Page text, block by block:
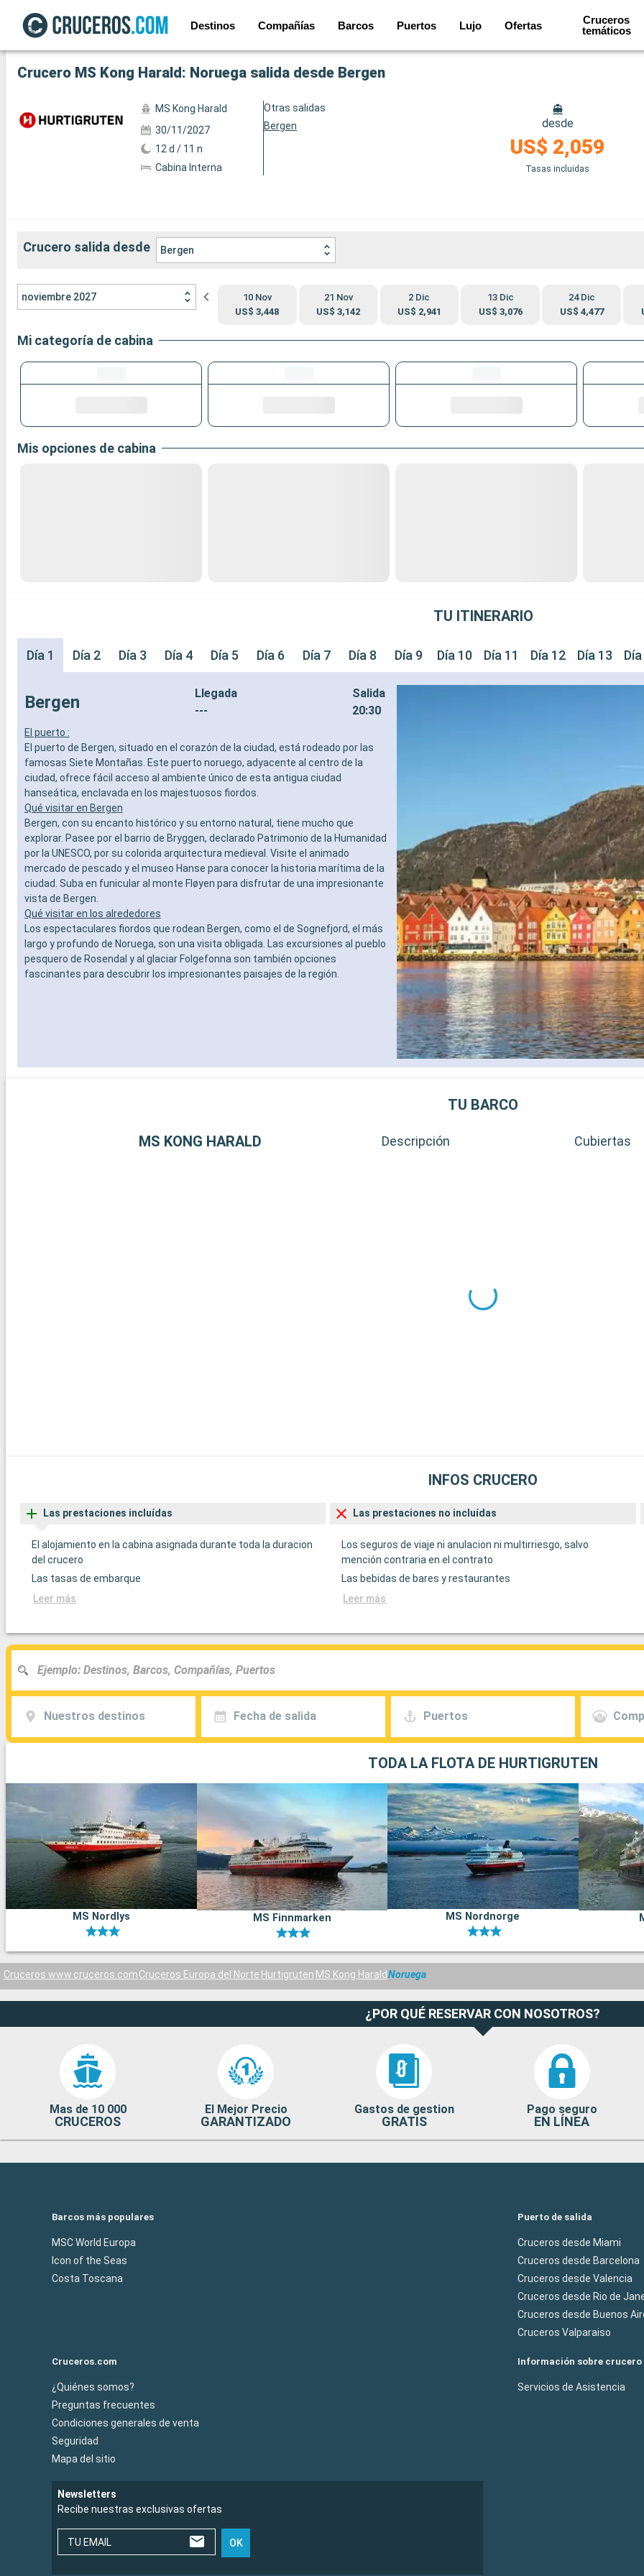
Destinos Compañías Barcos Puertos Lujo Ofertas
Cruceros
temáticos
Ver las 35 fotos siguientes
Crucero MS Kong Harald: Noruega salida desde Bergen
MS Kong Harald
30/11/2027
12 d / 11 n
Cabina Interna
Otras salidas
Bergen
desde
US$ 2,059
Tasas incluidas
Crucero salida desde Bergen
noviembre 2027
10 Nov
US$ 3,448
21 Nov
US$ 3,142
2 Dic
US$ 2,941
13 Dic
US$ 3,076
24 Dic
US$ 4,477
Mi categoría de cabina
Mis opciones de cabina
TU ITINERARIO
Día 1 Día 2 Día 3 Día 4 Día 5 Día 6 Día 7 Día 8 Día 9 Día 10 Día 11 Día 12 Día 13
Bergen
Llegada
---
Salida
20:30
El puerto :
El puerto de Bergen, situado en el corazón de la ciudad, está rodeado por las
famosas Siete Montañas. Este puerto noruego, adyacente al centro de la
ciudad, ofrece fácil acceso al ambiente único de esta antigua ciudad
hanseática, enclavada en los majestuosos fiordos.
Qué visitar en Bergen
Bergen, con su encanto histórico y su entorno natural, tiene mucho que
explorar. Pasee por el barrio de Bryggen, declarado Patrimonio de la Humanidad
por la UNESCO, por su colorida arquitectura medieval. Visite el animado
mercado de pescado y el museo Hanse para conocer la historia marítima de la
ciudad. Suba en funicular al monte Fløyen para disfrutar de una impresionante
vista de Bergen.
Qué visitar en los alrededores
Los espectaculares fiordos que rodean Bergen, como el de Sognefjord, el más
largo y profundo de Noruega, son una visita obligada. Las excursiones al pueblo
pesquero de Rosendal y al glaciar Folgefonna son también opciones
fascinantes para descubrir los impresionantes paisajes de la región.
TU BARCO
MS KONG HARALD Descripción Cubiertas
INFOS CRUCERO
Las prestaciones incluídas
El alojamiento en la cabina asignada durante toda la duracion
del crucero
Las tasas de embarque
Leer más
Las prestaciones no incluídas
Los seguros de viaje ni anulacion ni multirriesgo, salvo
mención contraria en el contrato
Las bebidas de bares y restaurantes
Leer más
Nuestros destinos Fecha de salida Puertos
TODA LA FLOTA DE HURTIGRUTEN
MS Nordlys MS Finnmarken MS Nordnorge
Cruceros www.cruceros.comCruceros Europa del Norte Hurtigruten MS Kong HaraldNoruega
¿POR QUÉ RESERVAR CON NOSOTROS?
Mas de 10 000
CRUCEROS
El Mejor Precio
GARANTIZADO
Gastos de gestion
GRATIS
Pago seguro
EN LÍNEA
Barcos más populares
MSC World Europa
Icon of the Seas
Costa Toscana
Puerto de salida
Cruceros desde Miami
Cruceros desde Barcelona
Cruceros desde Valencia
Cruceros desde Rio de
Cruceros desde Buenos
Cruceros Valparaiso
Cruceros.com
¿Quiénes somos?
Preguntas frecuentes
Condiciones generales de venta
Seguridad
Mapa del sitio
Información sobre crucero
Servicios de Asistencia
Newsletters
Recibe nuestras exclusivas ofertas
TU EMAIL OK